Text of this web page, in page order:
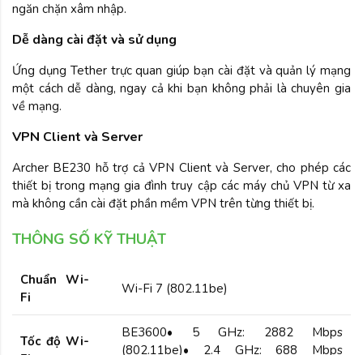
ngăn chặn xâm nhập.
Dễ dàng cài đặt và sử dụng
Ứng dụng Tether trực quan giúp bạn cài đặt và quản lý mạng
một cách dễ dàng, ngay cả khi bạn không phải là chuyên gia
về mạng.
VPN Client và Server
Archer BE230 hỗ trợ cả VPN Client và Server, cho phép các
thiết bị trong mạng gia đình truy cập các máy chủ VPN từ xa
mà không cần cài đặt phần mềm VPN trên từng thiết bị.
THÔNG SỐ KỸ THUẬT
Chuẩn Wi-
Fi
Wi-Fi 7 (802.11be)
Tốc độ Wi-
BE3600• 5 GHz: 2882 Mbps
(802.11be)• 2.4 GHz: 688 Mbps